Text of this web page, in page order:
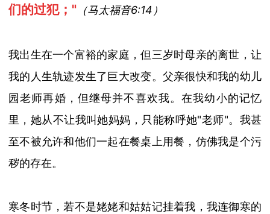
们的过犯； " （马太福音6:14 ）
我出生在一个富裕的家庭，但三岁时母亲的离世，让
我的人生轨迹发生了巨大改变。父亲很快和我的幼儿
园老师再婚，但继母并不喜欢我。在我幼小的记忆
里，她从不让我叫她妈妈，只能称呼她"老师"。我甚
至不被允许和他们一起在餐桌上用餐，仿佛我是个污
秽的存在。
寒冬时节，若不是姥姥和姑姑记挂着我，我连御寒的